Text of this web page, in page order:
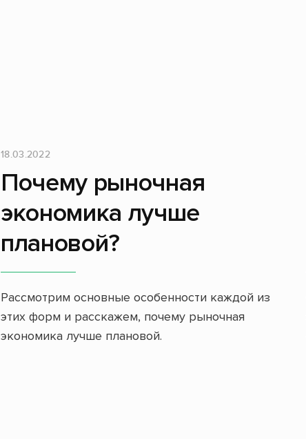
18.03.2022
Почему рыночная
экономика лучше
плановой?
Рассмотрим основные особенности каждой из
этих форм и расскажем, почему рыночная
экономика лучше плановой.